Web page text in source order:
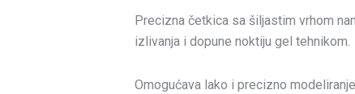
Precizna četkica sa šiljastim vrhom
izlivanja i dopune noktiju gel tehnikom.
Omogućava lako i precizno